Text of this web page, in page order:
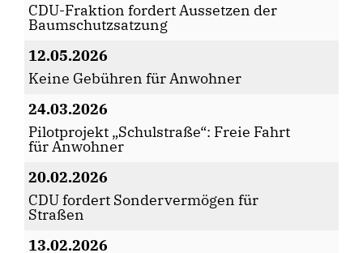
CDU-Fraktion fordert Aussetzen der
Baumschutzsatzung
12.05.2026
Keine Gebühren für Anwohner
24.03.2026
Pilotprojekt „Schulstraße“: Freie Fahrt
für Anwohner
20.02.2026
CDU fordert Sondervermögen für
Straßen
13.02.2026